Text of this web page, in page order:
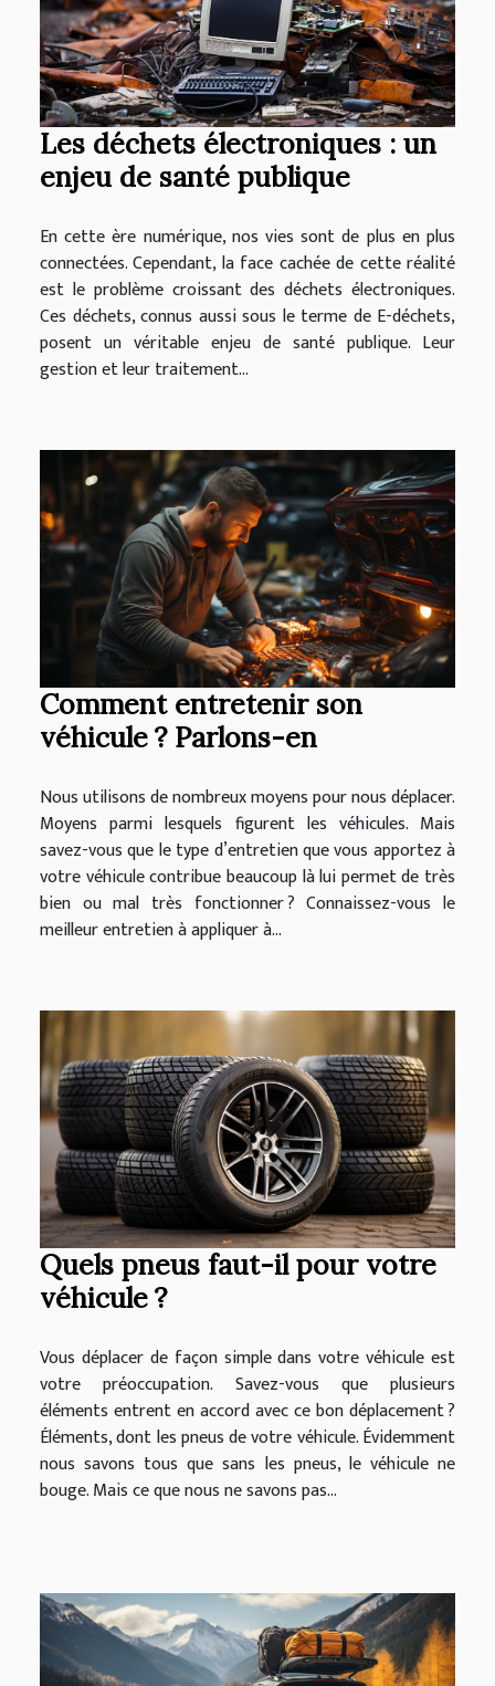
Les déchets électroniques : un
enjeu de santé publique
En cette ère numérique, nos vies sont de plus en plus
connectées. Cependant, la face cachée de cette réalité
est le problème croissant des déchets électroniques.
Ces déchets, connus aussi sous le terme de E-déchets,
posent un véritable enjeu de santé publique. Leur
gestion et leur traitement...
Comment entretenir son
véhicule ? Parlons-en
Nous utilisons de nombreux moyens pour nous déplacer.
Moyens parmi lesquels figurent les véhicules. Mais
savez-vous que le type d’entretien que vous apportez à
votre véhicule contribue beaucoup là lui permet de très
bien ou mal très fonctionner ? Connaissez-vous le
meilleur entretien à appliquer à...
Quels pneus faut-il pour votre
véhicule ?
Vous déplacer de façon simple dans votre véhicule est
votre préoccupation. Savez-vous que plusieurs
éléments entrent en accord avec ce bon déplacement ?
Éléments, dont les pneus de votre véhicule. Évidemment
nous savons tous que sans les pneus, le véhicule ne
bouge. Mais ce que nous ne savons pas...